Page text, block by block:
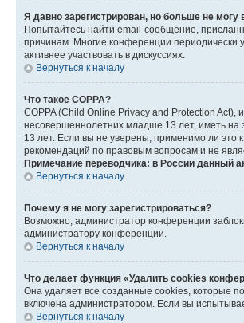
Я давно зарегистрирован, но больше не могу
Попытайтесь найти email-сообщение,
причинам. Многие конференции периодически
активнее участвовать в дискуссиях.
Вернуться к началу
Что такое COPPA?
COPPA (Child Online Privacy and Protection
несовершеннолетних младше 13 лет, иметь на
13 лет. Если вы не уверены, применимо ли это
рекомендаций по правовым вопросам и не
Примечание переводчика: в России данный
Вернуться к началу
Почему я не могу зарегистрироваться?
Возможно, администратор конференции
администратору конференции.
Вернуться к началу
Что делает функция «Удалить cookies
Она удаляет все созданные cookies, которые
включена администратором. Если вы
Вернуться к началу